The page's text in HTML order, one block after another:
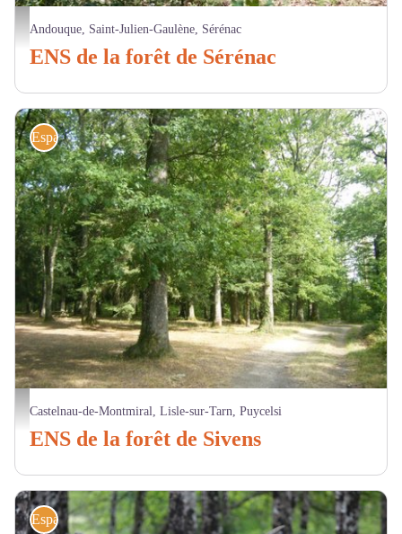
Forêt - CD81
Andouque, Saint-Julien-Gaulène, Sérénac
ENS de la forêt de Sérénac
Forêt de Sivens - CD81
Espaces naturels sensibles
Castelnau-de-Montmiral, Lisle-sur-Tarn, Puycelsi
ENS de la forêt de Sivens
Espaces naturels sensibles